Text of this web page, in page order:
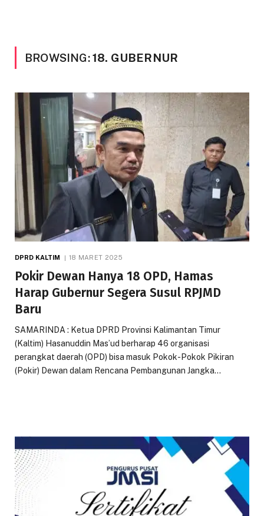
BROWSING:18. GUBERNUR
DPRD KALTIM 18 MARET 2025
Pokir Dewan Hanya 18 OPD, Hamas
Harap Gubernur Segera Susul RPJMD
Baru
SAMARINDA : Ketua DPRD Provinsi Kalimantan Timur
(Kaltim) Hasanuddin Mas’ud berharap 46 organisasi
perangkat daerah (OPD) bisa masuk Pokok-Pokok Pikiran
(Pokir) Dewan dalam Rencana Pembangunan Jangka…